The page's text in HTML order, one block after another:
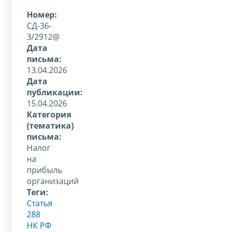
Номер:
СД-36-
3/2912@
Дата
письма:
13.04.2026
Дата
публикации:
15.04.2026
Категория
(тематика)
письма:
Налог
на
прибыль
организаций
Теги:
Статья
288
НК РФ